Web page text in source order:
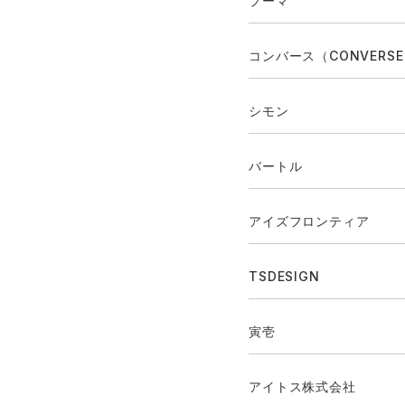
コンバース（
シモン
バートル
アイズフロンティア
TSDESIGN
寅壱
アイトス株式会社